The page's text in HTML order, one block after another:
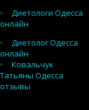
Диетологи Одесса
онлайн
Диетолог Одесса
онлайн
Ковальчук
Татьяны Одесса
отзывы